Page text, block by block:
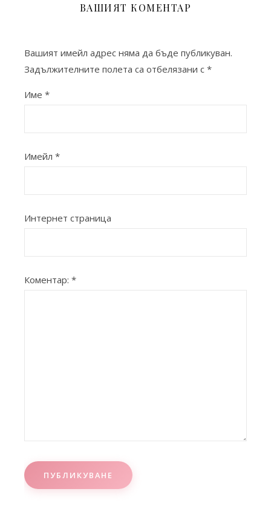
ВАШИЯТ КОМЕНТАР
Вашият имейл адрес няма да бъде публикуван.
Задължителните полета са отбелязани с *
Име *
Имейл *
Интернет страница
Коментар: *